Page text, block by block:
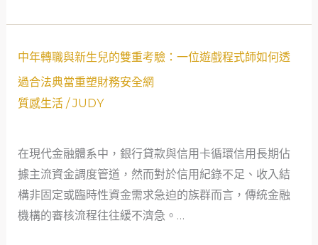
全
網
值
媽
尊
嚴
溫
暖，
翻
轉
中年轉職與新生兒的雙重考驗：一位遊戲程式師如何透
過合法典當重塑財務安全網
質感生活/JUDY
在現代金融體系中，銀行貸款與信用卡循環信用長期佔
據主流資金調度管道，然而對於信用紀錄不足、收入結
構非固定或臨時性資金需求急迫的族群而言，傳統金融
機構的審核流程往往緩不濟急。…
中
職
新
生
兒
的